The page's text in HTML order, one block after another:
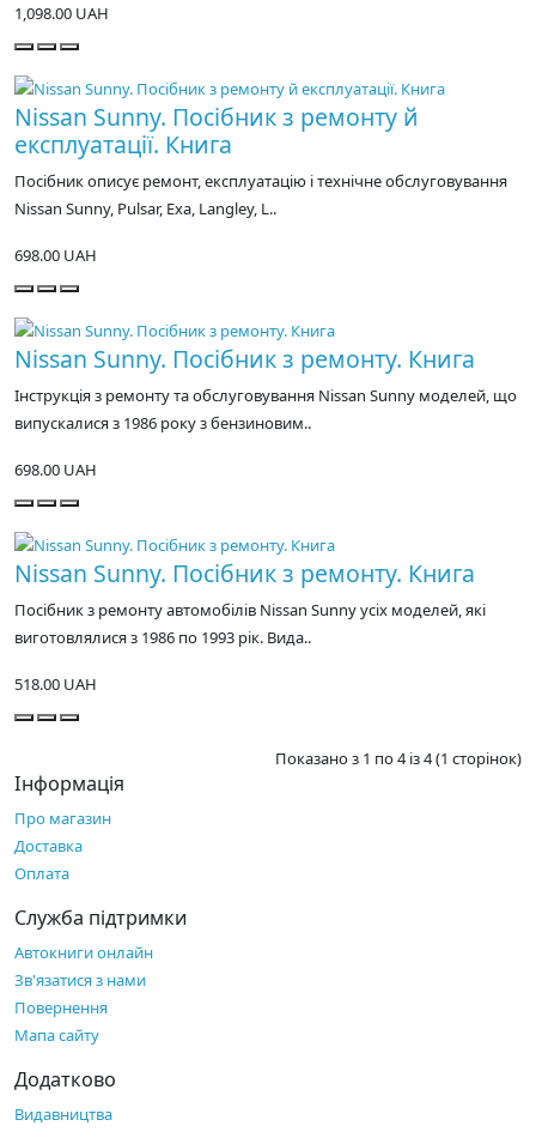
1,098.00 UAH
Nissan Sunny. Посібник з ремонту й
експлуатації. Книга
Посібник описує ремонт, експлуатацію і технічне обслуговування
Nissan Sunny, Pulsar, Exa, Langley, L..
698.00 UAH
Nissan Sunny. Посібник з ремонту. Книга
Інструкція з ремонту та обслуговування Nissan Sunny моделей, що
випускалися з 1986 року з бензиновим..
698.00 UAH
Nissan Sunny. Посібник з ремонту. Книга
Посібник з ремонту автомобілів Nissan Sunny усіх моделей, які
виготовлялися з 1986 по 1993 рік. Вида..
518.00 UAH
Показано з 1 по 4 із 4 (1 сторінок)
Інформація
Про магазин
Доставка
Оплата
Служба підтримки
Автокниги онлайн
Зв'язатися з нами
Повернення
Мапа сайту
Додатково
Видавництва